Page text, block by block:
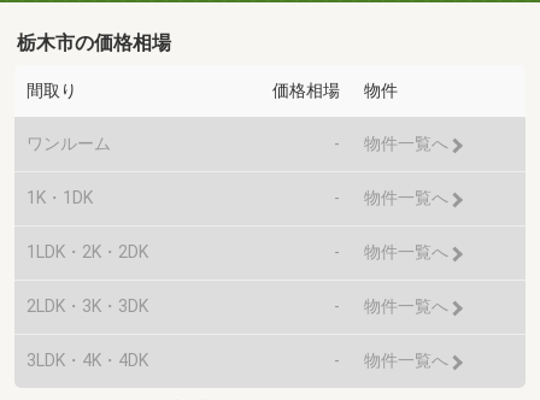
栃木市の価格相場
間取り 価格相場 物件
ワンルーム - 物件一覧へ
1K・1DK - 物件一覧へ
1LDK・2K・2DK - 物件一覧へ
2LDK・3K・3DK - 物件一覧へ
3LDK・4K・4DK - 物件一覧へ